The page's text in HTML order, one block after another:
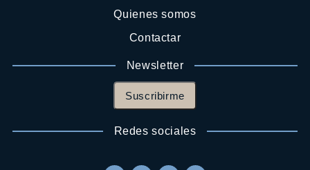
Quienes somos
Contactar
Newsletter
Suscribirme
Redes sociales